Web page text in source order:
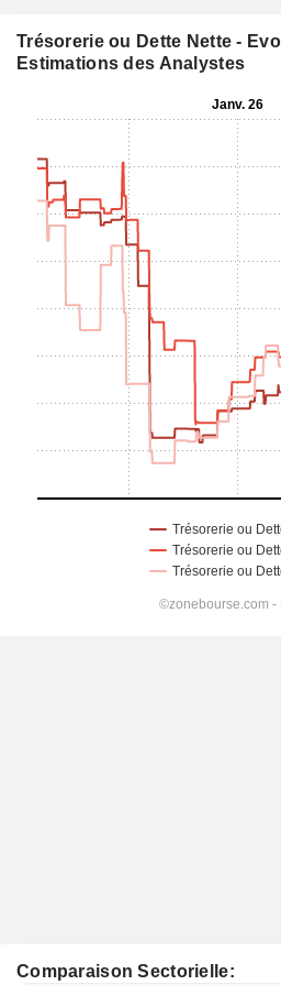
Trésorerie ou Dette Nette -
Estimations des Analystes
Comparaison Sectorielle: